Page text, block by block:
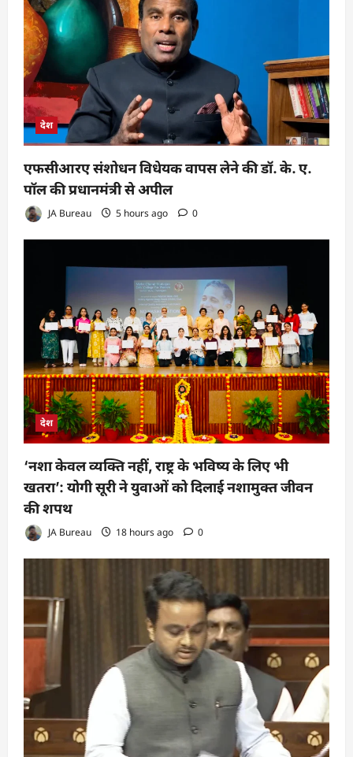
देश
एफसीआरए संशोधन विधेयक वापस लेने की डॉ. के. ए.
पॉल की प्रधानमंत्री से अपील
JA Bureau 5 hours ago 0
देश
‘नशा केवल व्यक्ति नहीं, राष्ट्र के भविष्य के लिए भी
खतरा’: योगी सूरी ने युवाओं को दिलाई नशामुक्त जीवन
की शपथ
JA Bureau 18 hours ago 0